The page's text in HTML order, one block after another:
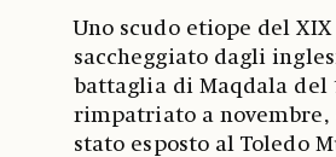
Uno scudo etiope del XIX
saccheggiato dagli
battaglia di Maqdala del
rimpatriato a novembre,
stato esposto al Toledo